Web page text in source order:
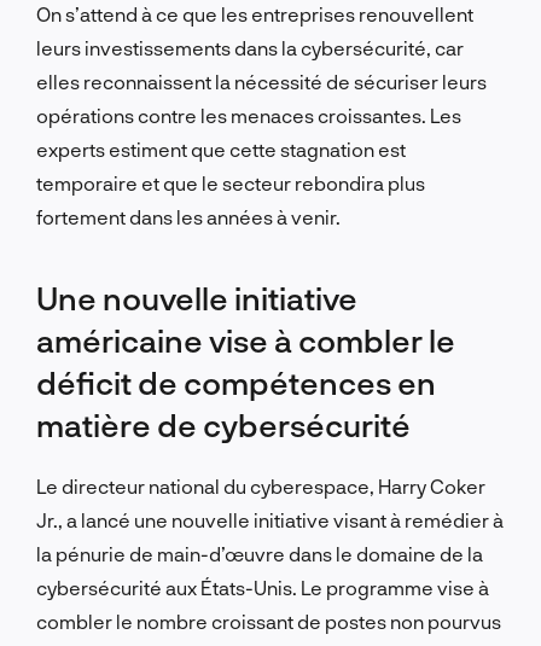
On s’attend à ce que les entreprises renouvellent
leurs investissements dans la cybersécurité, car
elles reconnaissent la nécessité de sécuriser leurs
opérations contre les menaces croissantes. Les
experts estiment que cette stagnation est
temporaire et que le secteur rebondira plus
fortement dans les années à venir.
Une nouvelle initiative
américaine vise à combler le
déficit de compétences en
matière de cybersécurité
Le directeur national du cyberespace, Harry Coker
Jr., a lancé une nouvelle initiative visant à remédier à
la pénurie de main-d’œuvre dans le domaine de la
cybersécurité aux États-Unis. Le programme vise à
combler le nombre croissant de postes non pourvus